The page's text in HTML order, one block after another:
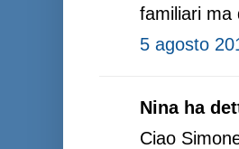
familiari ma
5 agosto
Nina ha
Ciao